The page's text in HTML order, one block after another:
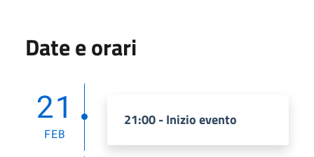
Date e orari
21
FEB
21:00 - Inizio evento